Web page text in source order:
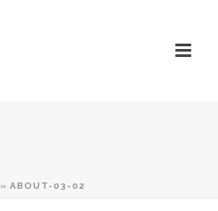
» ABOUT-03-02